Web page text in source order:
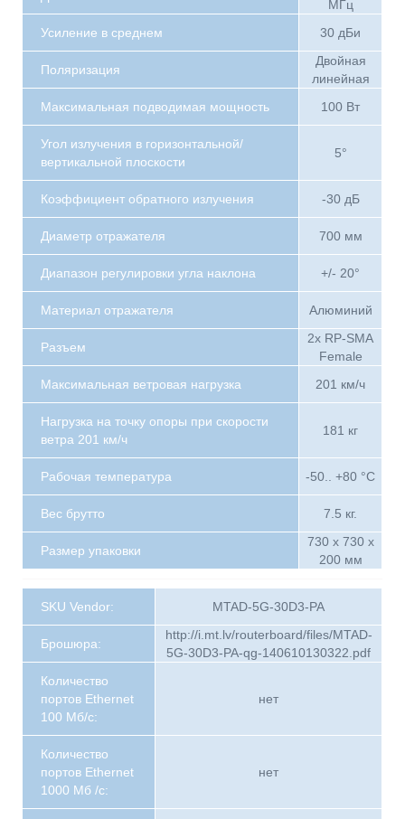
МГц
Усиление в среднем
30 дБи
Поляризация
Двойная
линейная
Максимальная подводимая мощность
100 Вт
Угол излучения в горизонтальной/
вертикальной плоскости
5°
Коэффициент обратного излучения -30 дБ
Диаметр отражателя 700 мм
Диапазон регулировки угла наклона +/- 20°
Материал отражателя Алюминий
Разъем
2x RP-SMA
Female
Максимальная ветровая нагрузка
201 км/ч
Нагрузка на точку опоры при скорости
ветра 201 км/ч
181 кг
Рабочая температура -50.. +80 °C
Вес брутто 7.5 кг.
Размер упаковки
730 x 730 x
200 мм
SKU Vendor: MTAD-5G-30D3-PA
Брошюра:
http://i.mt.lv/routerboard/files/MTAD-
5G-30D3-PA-qg-140610130322.pdf
Количество
портов Ethernet
100 Мб/с:
нет
Количество
портов Ethernet
1000 Мб /с:
нет